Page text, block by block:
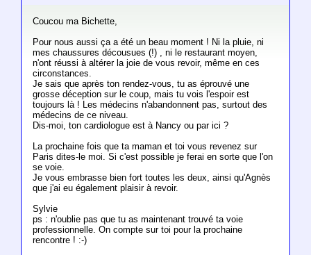
Coucou ma Bichette,
Pour nous aussi ça a été un beau moment ! Ni la pluie, ni
mes chaussures décousues (!) , ni le restaurant moyen,
n'ont réussi à altérer la joie de vous revoir, même en ces
circonstances.
Je sais que après ton rendez-vous, tu as éprouvé une
grosse déception sur le coup, mais tu vois l'espoir est
toujours là ! Les médecins n'abandonnent pas, surtout des
médecins de ce niveau.
Dis-moi, ton cardiologue est à Nancy ou par ici ?
La prochaine fois que ta maman et toi vous revenez sur
Paris dites-le moi. Si c'est possible je ferai en sorte que l'on
se voie.
Je vous embrasse bien fort toutes les deux, ainsi qu'Agnès
que j'ai eu également plaisir à revoir.
Sylvie
ps : n'oublie pas que tu as maintenant trouvé ta voie
professionnelle. On compte sur toi pour la prochaine
rencontre ! :-)